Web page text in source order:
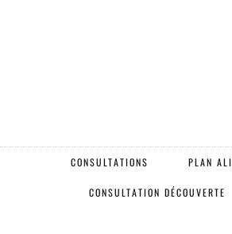
CONSULTATIONS PLAN
CONSULTATION DÉCOUVERTE